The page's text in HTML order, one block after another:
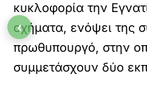
κυκλοφορία την
οχήματα, ενόψει της
πρωθυπουργό, στην
συμμετάσχουν δύο
‹